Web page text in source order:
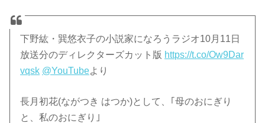
下野紘・巽悠衣子の小説家になろうラジオ10月11日
放送分のディレクターズカット版 https://t.co/Ow9Dar
vqsk @YouTubeより
長月初花(ながつき はつか)として、｢母のおにぎり
と、私のおにぎり｣